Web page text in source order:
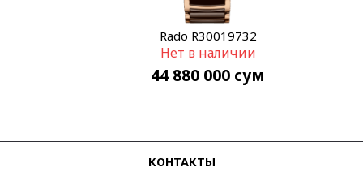
Rado R30019732
Нет в наличии
44 880 000 сум
КОНТАКТЫ